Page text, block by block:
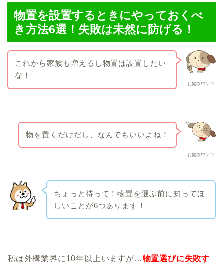
物置を設置するときにやっておくべ
き方法6選！失敗は未然に防げる！
お悩みワンコ
これから家族も増えるし物置は設置したい
な！
お悩みワンコ
物を置くだけだし、なんでもいいよね！
ちょっと待って！物置を選ぶ前に知ってほ
しいことが6つあります！
私は外構業界に10年以上いますが…物置選びに失敗す